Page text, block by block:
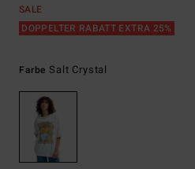
SALE
DOPPELTER RABATT EXTRA 25%
Farbe Salt Crystal